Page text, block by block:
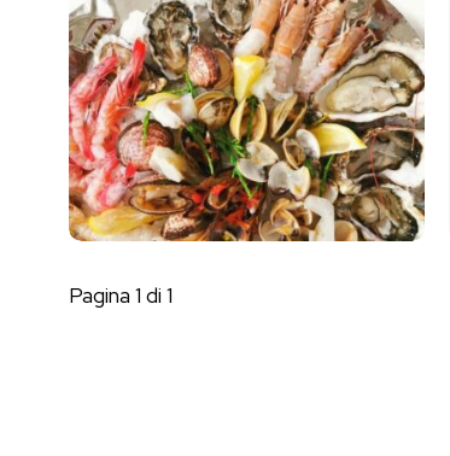
Pagina 1 di 1